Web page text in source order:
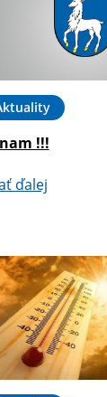
!!!
ďalej